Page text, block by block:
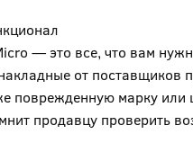
— это все, что вам
от поставщиков
поврежденную марку или
продавцу проверить